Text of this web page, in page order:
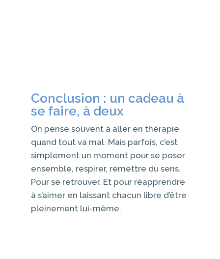
Conclusion : un cadeau à
se faire, à deux
On pense souvent à aller en thérapie
quand tout va mal. Mais parfois, c’est
simplement un moment pour se poser
ensemble, respirer, remettre du sens.
Pour se retrouver. Et pour réapprendre
à s’aimer en laissant chacun libre d’être
pleinement lui-même.